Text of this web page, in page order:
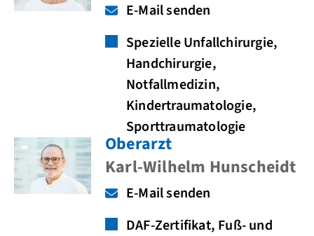
E-Mail senden
Spezielle Unfallchirurgie,
Handchirurgie,
Notfallmedizin,
Kindertraumatologie,
Sporttraumatologie
Oberarzt
Karl-Wilhelm Hunscheidt
E-Mail senden
DAF-Zertifikat, Fuß- und